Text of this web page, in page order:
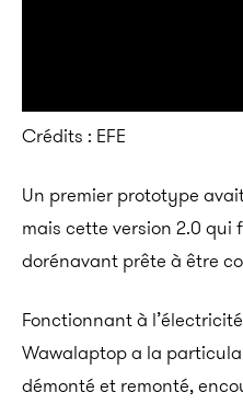
Crédits : EFE
Un premier prototype
mais cette version 2.0 qui
dorénavant prête à être
Fonctionnant à
Wawalaptop a la
démonté et remonté,